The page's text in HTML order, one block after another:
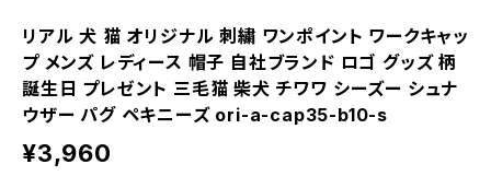
リアル 犬 猫 オリジナル 刺繍 ワンポイント ワークキャッ
プ メンズ レディース 帽子 自社ブランド ロゴ グッズ 柄
誕生日 プレゼント 三毛猫 柴犬 チワワ シーズー シュナ
ウザー パグ ペキニーズ ori-a-cap35-b10-s
¥3,960